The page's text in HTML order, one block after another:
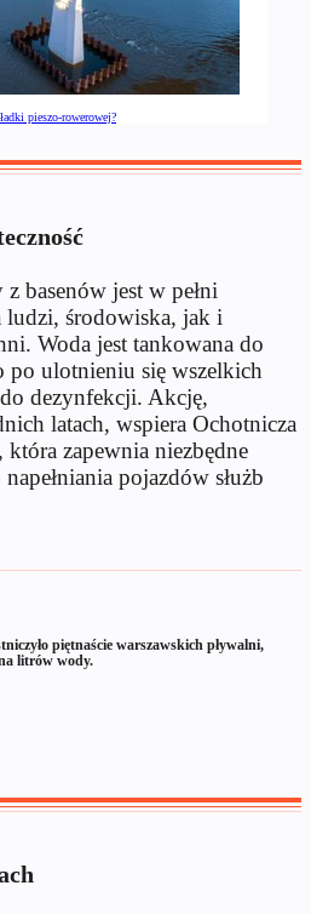
pieszo-rowerowej?
basenów jest w pełni
ludzi, środowiska, jak i
Woda jest tankowana do
ulotnieniu się wszelkich
dezynfekcji. Akcję,
latach, wspiera Ochotnicza
która zapewnia niezbędne
pojazdów służb
piętnaście warszawskich pływalni,
litrów wody.